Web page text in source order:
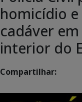
homicídio
cadáver
interior do
Compartilhar: